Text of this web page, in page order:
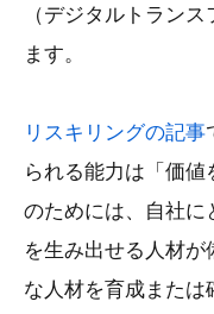
（デジタルトラン
ます。
リスキリングの記事
られる能力は「価
のためには、自社に
を生み出せる人材が
な人材を育成また